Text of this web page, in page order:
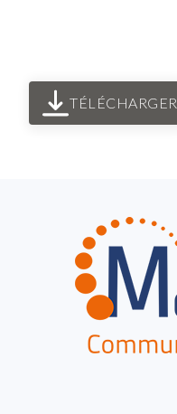
TÉLÉCHARGER